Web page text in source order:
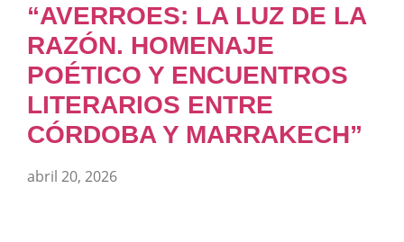
“AVERROES: LA LUZ DE LA
RAZÓN. HOMENAJE
POÉTICO Y ENCUENTROS
LITERARIOS ENTRE
CÓRDOBA Y MARRAKECH”
abril 20, 2026